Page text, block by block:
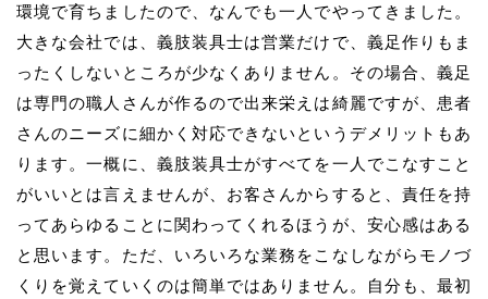
環境で育ちましたので、なんでも一人でやってきました。
大きな会社では、義肢装具士は営業だけで、義足作りもま
ったくしないところが少なくありません。その場合、義足
は専門の職人さんが作るので出来栄えは綺麗ですが、患者
さんのニーズに細かく対応できないというデメリットもあ
ります。一概に、義肢装具士がすべてを一人でこなすこと
がいいとは言えませんが、お客さんからすると、責任を持
ってあらゆることに関わってくれるほうが、安心感はある
と思います。ただ、いろいろな業務をこなしながらモノづ
くりを覚えていくのは簡単ではありません。自分も、最初